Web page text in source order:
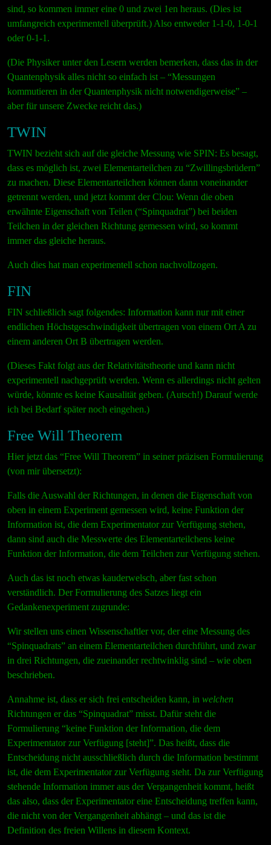
sind, so kommen immer eine 0 und zwei 1en heraus. (Dies ist
umfangreich experimentell überprüft.) Also entweder 1-1-0, 1-0-1
oder 0-1-1.
(Die Physiker unter den Lesern werden bemerken, dass das in der
Quantenphysik alles nicht so einfach ist – “Messungen
kommutieren in der Quantenphysik nicht notwendigerweise” –
aber für unsere Zwecke reicht das.)
TWIN
TWIN bezieht sich auf die gleiche Messung wie SPIN: Es besagt,
dass es möglich ist, zwei Elementarteilchen zu “Zwillingsbrüdern”
zu machen. Diese Elementarteilchen können dann voneinander
getrennt werden, und jetzt kommt der Clou: Wenn die oben
erwähnte Eigenschaft von Teilen (“Spinquadrat”) bei beiden
Teilchen in der gleichen Richtung gemessen wird, so kommt
immer das gleiche heraus.
Auch dies hat man experimentell schon nachvollzogen.
FIN
FIN schließlich sagt folgendes: Information kann nur mit einer
endlichen Höchstgeschwindigkeit übertragen von einem Ort A zu
einem anderen Ort B übertragen werden.
(Dieses Fakt folgt aus der Relativitätstheorie und kann nicht
experimentell nachgeprüft werden. Wenn es allerdings nicht gelten
würde, könnte es keine Kausalität geben. (Autsch!) Darauf werde
ich bei Bedarf später noch eingehen.)
Free Will Theorem
Hier jetzt das “Free Will Theorem” in seiner präzisen Formulierung
(von mir übersetzt):
Falls die Auswahl der Richtungen, in denen die Eigenschaft von
oben in einem Experiment gemessen wird, keine Funktion der
Information ist, die dem Experimentator zur Verfügung stehen,
dann sind auch die Messwerte des Elementarteilchens keine
Funktion der Information, die dem Teilchen zur Verfügung stehen.
Auch das ist noch etwas kauderwelsch, aber fast schon
verständlich. Der Formulierung des Satzes liegt ein
Gedankenexperiment zugrunde:
Wir stellen uns einen Wissenschaftler vor, der eine Messung des
“Spinquadrats” an einem Elementarteilchen durchführt, und zwar
in drei Richtungen, die zueinander rechtwinklig sind – wie oben
beschrieben.
Annahme ist, dass er sich frei entscheiden kann, in welchen
Richtungen er das “Spinquadrat” misst. Dafür steht die
Formulierung “keine Funktion der Information, die dem
Experimentator zur Verfügung [steht]”. Das heißt, dass die
Entscheidung nicht ausschließlich durch die Information bestimmt
ist, die dem Experimentator zur Verfügung steht. Da zur Verfügung
stehende Information immer aus der Vergangenheit kommt, heißt
das also, dass der Experimentator eine Entscheidung treffen kann,
die nicht von der Vergangenheit abhängt – und das ist die
Definition des freien Willens in diesem Kontext.